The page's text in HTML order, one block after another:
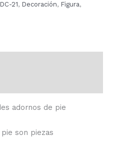
DC-21, Decoración, Figura,
adornos de pie
son piezas